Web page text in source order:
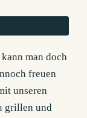
man doch
freuen
unseren
grillen und